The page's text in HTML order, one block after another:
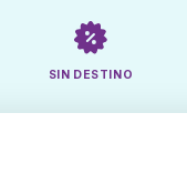
SIN DESTINO